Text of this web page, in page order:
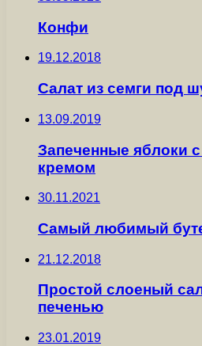
Конфи
19.12.2018
Салат из семги под
13.09.2019
Запеченные яблоки
кремом
30.11.2021
Самый любимый
21.12.2018
Простой слоеный
печенью
23.01.2019